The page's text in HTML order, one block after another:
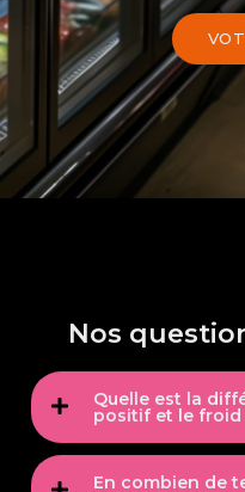
Nos
Quelle est la
positif et le froid
En combien de